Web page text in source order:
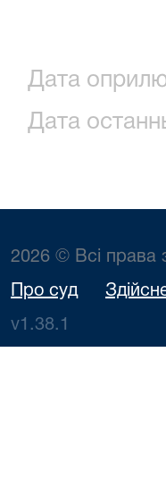
Дата
Дата
2026 © Всі права
Про суд
v1.38.1